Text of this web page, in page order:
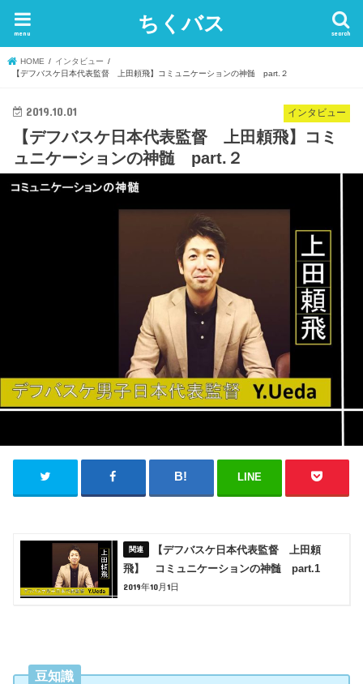
ちくバス search
menu
HOME
インタビュー
【デフバスケ日本代表監督 上田頼飛】コミュニケーションの神髄 part.２
インタビュー
2019.10.01
【デフバスケ日本代表監督 上田頼飛】コミ
ュニケーションの神髄 part.２
LINE
【デフバスケ日本代表監督 上田頼
飛】 コミュニケーションの神髄 part.1
2019年10月1日
豆知識